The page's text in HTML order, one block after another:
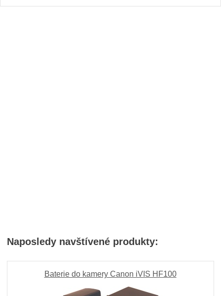
Naposledy navštívené produkty:
Baterie do kamery Canon iVIS HF100